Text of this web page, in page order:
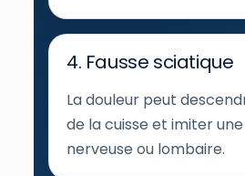
4. Fausse sciatique
La douleur peut
de la cuisse et imiter
nerveuse ou lombaire.